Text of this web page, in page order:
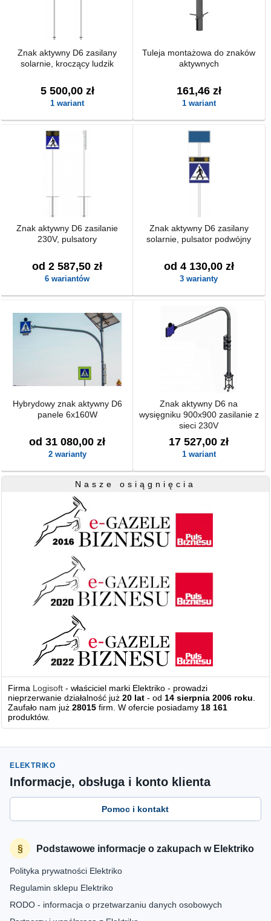
Znak aktywny D6 zasilany
solarnie, kroczący ludzik
5 500,00 zł
1 wariant
Tuleja montażowa do znaków
aktywnych
161,46 zł
1 wariant
Znak aktywny D6 zasilanie
230V, pulsatory
od 2 587,50 zł
6 wariantów
Znak aktywny D6 zasilany
solarnie, pulsator podwójny
od 4 130,00 zł
3 warianty
Hybrydowy znak aktywny D6
panele 6x160W
od 31 080,00 zł
2 warianty
Znak aktywny D6 na
wysięgniku 900x900 zasilanie z
sieci 230V
17 527,00 zł
1 wariant
Nasze osiągnięcia
Firma Logisoft - właściciel marki Elektriko - prowadzi
nieprzerwanie działalność już20 lat - od14 sierpnia 2006 roku.
Zaufało nam już28015 firm. W ofercie posiadamy18 161
produktów.
ELEKTRIKO
Informacje, obsługa i konto klienta
Pomoc i kontakt
Podstawowe informacje o zakupach w Elektriko
Polityka prywatności Elektriko
Regulamin sklepu Elektriko
RODO - informacja o przetwarzaniu danych osobowych